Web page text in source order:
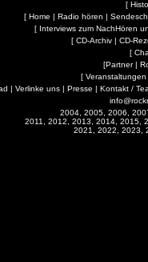
[
[ Home | Radio hören |
[ Interviews zum NachHören
[ CD-Archiv| CD-
[
[Partner|
[ Veranstaltungen
| Verlinke uns | Presse | Kontakt /
2004, 2005, 2006,
2011, 2012, 2013, 2014, 2015,
2021, 2022, 2023,